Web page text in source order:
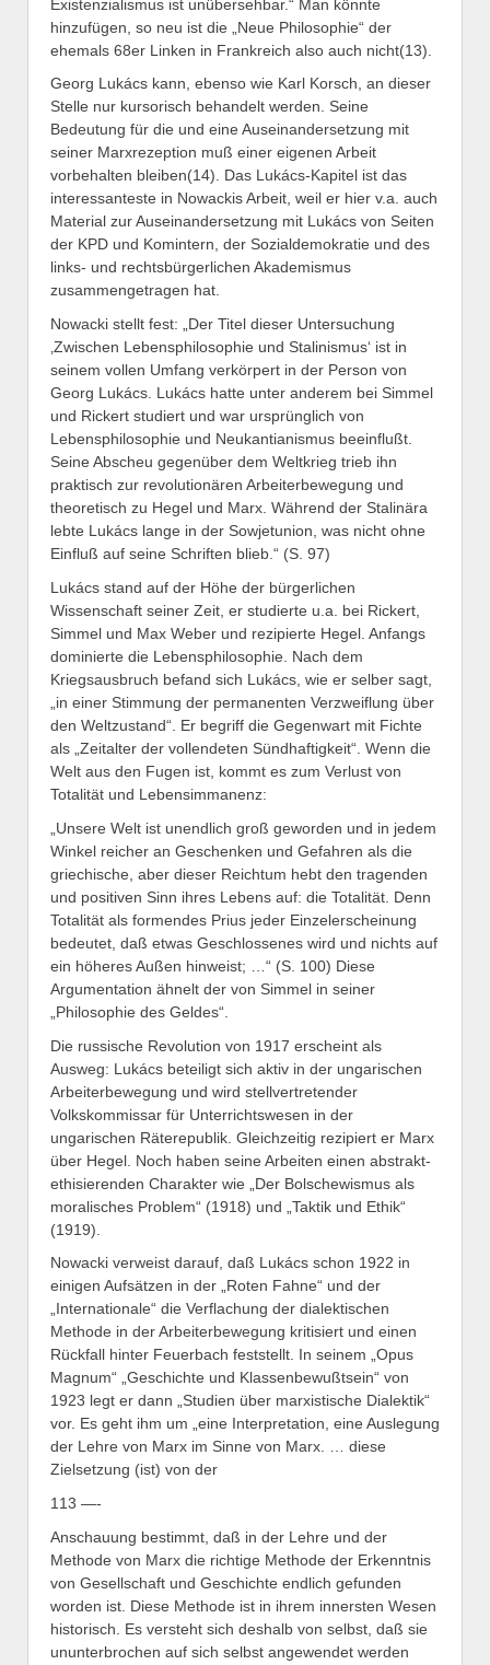
Existenzialismus ist unübersehbar.“ Man könnte
hinzufügen, so neu ist die „Neue Philosophie“ der
ehemals 68er Linken in Frankreich also auch nicht(13).
Georg Lukács kann, ebenso wie Karl Korsch, an dieser
Stelle nur kursorisch behandelt werden. Seine
Bedeutung für die und eine Auseinandersetzung mit
seiner Marxrezeption muß einer eigenen Arbeit
vorbehalten bleiben(14). Das Lukács-Kapitel ist das
interessanteste in Nowackis Arbeit, weil er hier v.a. auch
Material zur Auseinandersetzung mit Lukács von Seiten
der KPD und Komintern, der Sozialdemokratie und des
links- und rechtsbürgerlichen Akademismus
zusammengetragen hat.
Nowacki stellt fest: „Der Titel dieser Untersuchung
‚Zwischen Lebensphilosophie und Stalinismus‘ ist in
seinem vollen Umfang verkörpert in der Person von
Georg Lukács. Lukács hatte unter anderem bei Simmel
und Rickert studiert und war ursprünglich von
Lebensphilosophie und Neukantianismus beeinflußt.
Seine Abscheu gegenüber dem Weltkrieg trieb ihn
praktisch zur revolutionären Arbeiterbewegung und
theoretisch zu Hegel und Marx. Während der Stalinära
lebte Lukács lange in der Sowjetunion, was nicht ohne
Einfluß auf seine Schriften blieb.“ (S. 97)
Lukács stand auf der Höhe der bürgerlichen
Wissenschaft seiner Zeit, er studierte u.a. bei Rickert,
Simmel und Max Weber und rezipierte Hegel. Anfangs
dominierte die Lebensphilosophie. Nach dem
Kriegsausbruch befand sich Lukács, wie er selber sagt,
„in einer Stimmung der permanenten Verzweiflung über
den Weltzustand“. Er begriff die Gegenwart mit Fichte
als „Zeitalter der vollendeten Sündhaftigkeit“. Wenn die
Welt aus den Fugen ist, kommt es zum Verlust von
Totalität und Lebensimmanenz:
„Unsere Welt ist unendlich groß geworden und in jedem
Winkel reicher an Geschenken und Gefahren als die
griechische, aber dieser Reichtum hebt den tragenden
und positiven Sinn ihres Lebens auf: die Totalität. Denn
Totalität als formendes Prius jeder Einzelerscheinung
bedeutet, daß etwas Geschlossenes wird und nichts auf
ein höheres Außen hinweist; …“ (S. 100) Diese
Argumentation ähnelt der von Simmel in seiner
„Philosophie des Geldes“.
Die russische Revolution von 1917 erscheint als
Ausweg: Lukács beteiligt sich aktiv in der ungarischen
Arbeiterbewegung und wird stellvertretender
Volkskommissar für Unterrichtswesen in der
ungarischen Räterepublik. Gleichzeitig rezipiert er Marx
über Hegel. Noch haben seine Arbeiten einen abstrakt-
ethisierenden Charakter wie „Der Bolschewismus als
moralisches Problem“ (1918) und „Taktik und Ethik“
(1919).
Nowacki verweist darauf, daß Lukács schon 1922 in
einigen Aufsätzen in der „Roten Fahne“ und der
„Internationale“ die Verflachung der dialektischen
Methode in der Arbeiterbewegung kritisiert und einen
Rückfall hinter Feuerbach feststellt. In seinem „Opus
Magnum“ „Geschichte und Klassenbewußtsein“ von
1923 legt er dann „Studien über marxistische Dialektik“
vor. Es geht ihm um „eine Interpretation, eine Auslegung
der Lehre von Marx im Sinne von Marx. … diese
Zielsetzung (ist) von der
113 —-
Anschauung bestimmt, daß in der Lehre und der
Methode von Marx die richtige Methode der Erkenntnis
von Gesellschaft und Geschichte endlich gefunden
worden ist. Diese Methode ist in ihrem innersten Wesen
historisch. Es versteht sich deshalb von selbst, daß sie
ununterbrochen auf sich selbst angewendet werden